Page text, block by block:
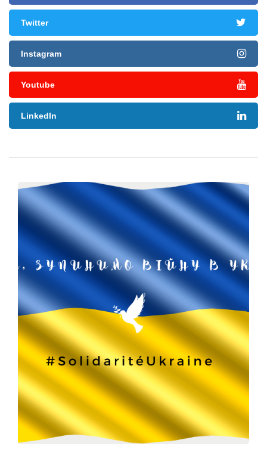
Twitter
Instagram
Youtube
LinkedIn